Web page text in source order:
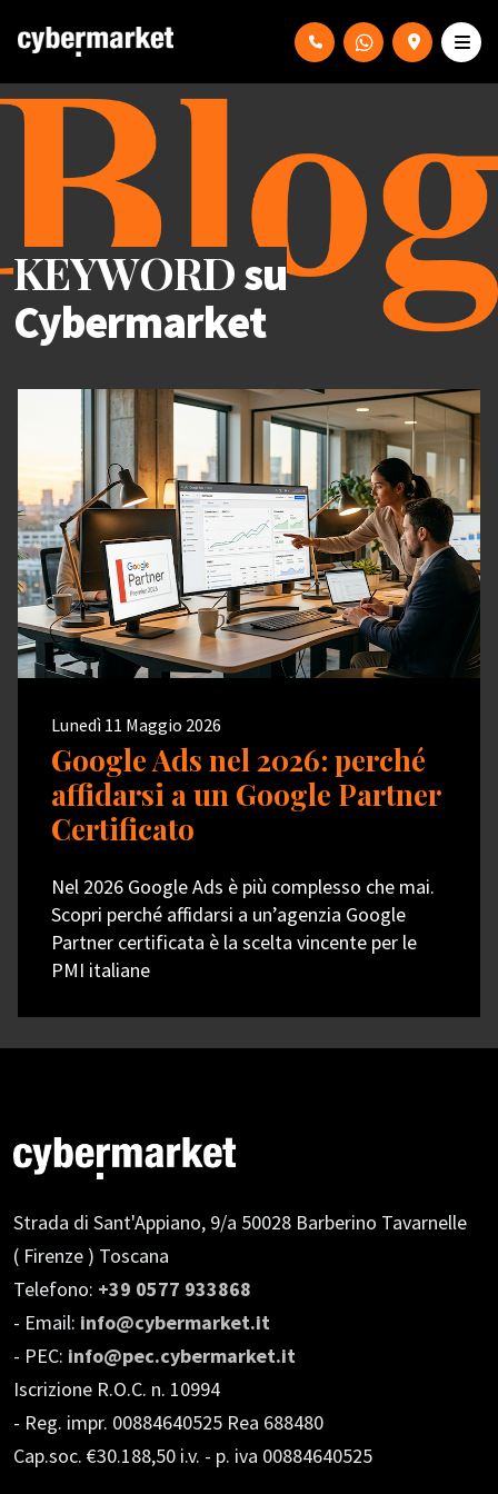
KEYWORDsu
Cybermarket
Lunedì 11 Maggio 2026
Google Ads nel 2026: perché
affidarsi a un Google Partner
Certificato
Nel 2026 Google Ads è più complesso che mai.
Scopri perché affidarsi a un’agenzia Google
Partner certificata è la scelta vincente per le
PMI italiane
Strada di Sant'Appiano, 9/a 50028 Barberino Tavarnelle
( Firenze ) Toscana
Telefono: +39 0577 933868
- Email: info@cybermarket.it
- PEC: info@pec.cybermarket.it
Iscrizione R.O.C. n. 10994
- Reg. impr. 00884640525 Rea 688480
Cap.soc. €30.188,50 i.v. - p. iva 00884640525